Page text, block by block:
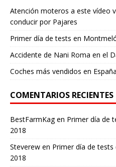
Atención moteros a este vídeo
conducir por Pajares
Primer día de tests en
Accidente de Nani Roma en el
Coches más vendidos en
COMENTARIOS RECIENTES
BestFarmKagen Primer día de
2018
Steverew en Primer día de
2018